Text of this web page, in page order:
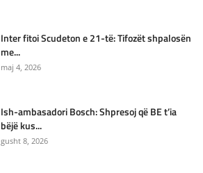
Inter fitoi Scudeton e 21-të: Tifozët shpalosën
me...
maj 4, 2026
Ish-ambasadori Bosch: Shpresoj që BE t’ia
bëjë kus...
gusht 8, 2026